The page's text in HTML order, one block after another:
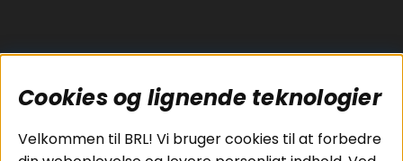
Populære sider
Pakkeløsninger
Kundeservice
Cookies
Cookies og lignende teknologier
Velkommen til BRL! Vi bruger cookies til at forbedre